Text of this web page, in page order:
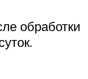
обработки